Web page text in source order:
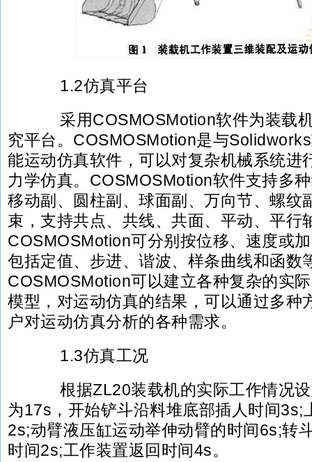
1.2仿真平台
采用COSMOSMotion软件为装载机
究平台。COSMOSMotion是与
能运动仿真软件，可以对复杂机械系统进
力学仿真。COSMOSMotion软件支持多
移动副、圆柱副、球面副、万向节、螺纹
束，支持共点、共线、共面、平动、平行
COSMOSMotion可分别按位移、速度或
包括定值、步进、谐波、样条曲线和函数
COSMOSMotion可以建立各种复杂的实
模型，对运动仿真的结果，可以通过多种
户对运动仿真分析的各种需求。
1.3仿真工况
根据ZL20装载机的实际工作情况设
为17s，开始铲斗沿料堆底部插人时间3s;
2s;动臂液压缸运动举伸动臂的时间6s;转
时间2s;工作装置返回时间4s。